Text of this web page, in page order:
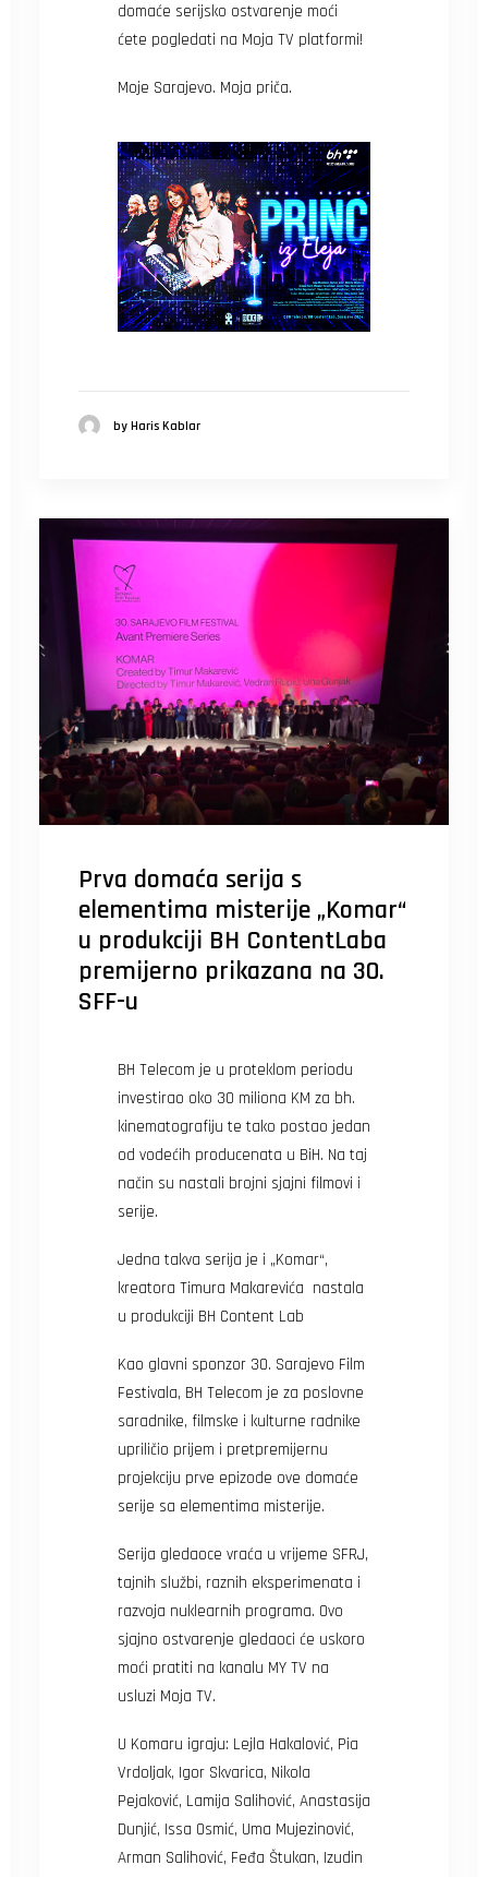
domaće serijsko ostvarenje moći
ćete pogledati na Moja TV platformi!
Moje Sarajevo. Moja priča.
by Haris Kablar
Prva domaća serija s
elementima misterije „Komar“
u produkciji BH ContentLaba
premijerno prikazana na 30.
SFF-u
BH Telecom je u proteklom periodu
investirao oko 30 miliona KM za bh.
kinematografiju te tako postao jedan
od vodećih producenata u BiH. Na taj
način su nastali brojni sjajni filmovi i
serije.
Jedna takva serija je i „Komar“,
kreatora Timura Makarevića nastala
u produkciji BH Content Lab
Kao glavni sponzor 30. Sarajevo Film
Festivala, BH Telecom je za poslovne
saradnike, filmske i kulturne radnike
upriličio prijem i pretpremijernu
projekciju prve epizode ove domaće
serije sa elementima misterije.
Serija gledaoce vraća u vrijeme SFRJ,
tajnih službi, raznih eksperimenata i
razvoja nuklearnih programa. Ovo
sjajno ostvarenje gledaoci će uskoro
moći pratiti na kanalu MY TV na
usluzi Moja TV.
U Komaru igraju: Lejla Hakalović, Pia
Vrdoljak, Igor Skvarica, Nikola
Pejaković, Lamija Salihović, Anastasija
Dunjić, Issa Osmić, Uma Mujezinović,
Arman Salihović, Feđa Štukan, Izudin